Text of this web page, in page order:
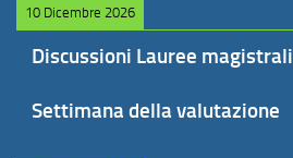
10 Dicembre 2026
Discussioni Lauree magistrali
Settimana della valutazione